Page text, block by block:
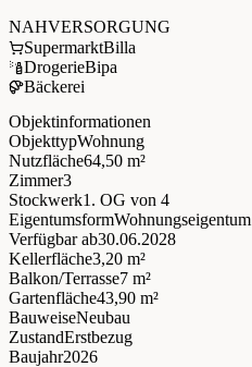
NAHVERSORGUNG
SupermarktBilla
DrogerieBipa
Bäckerei
Objektinformationen
ObjekttypWohnung
Nutzfläche64,50 m²
Zimmer3
Stockwerk1. OG von 4
EigentumsformWohnungseigentum
Verfügbar ab30.06.2028
Kellerfläche3,20 m²
Balkon/Terrasse7 m²
Gartenfläche43,90 m²
BauweiseNeubau
ZustandErstbezug
Baujahr2026